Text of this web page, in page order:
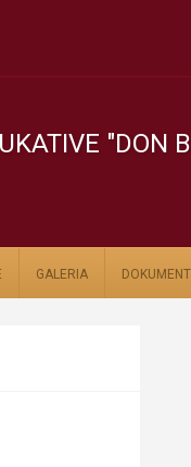
"DON
GALERIA